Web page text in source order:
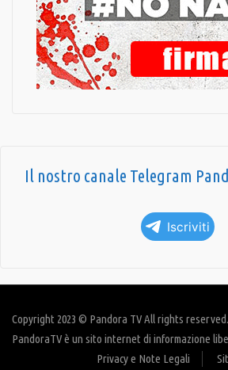
Il nostro canale Telegram
Iscriviti
Copyright 2023 © Pandora TV All rights reserved.
PandoraTV è un sito internet di informazione
Privacy e Note Legali